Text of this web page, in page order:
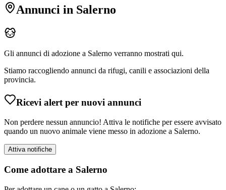
Annunci in Salerno
Gli annunci di adozione a Salerno verranno mostrati qui.
Stiamo raccogliendo annunci da rifugi, canili e associazioni della
provincia.
Ricevi alert per nuovi annunci
Non perdere nessun annuncio! Attiva le notifiche per essere avvisato
quando un nuovo animale viene messo in adozione a Salerno.
Attiva notifiche
Come adottare a Salerno